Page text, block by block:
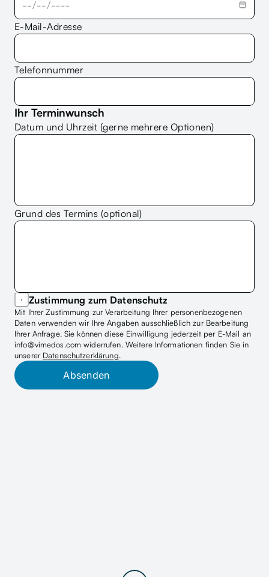
E-Mail-Adresse
Telefonnummer
Ihr Terminwunsch
Datum und Uhrzeit (gerne mehrere Optionen)
Grund des Termins (optional)
Zustimmung zum Datenschutz
Mit Ihrer Zustimmung zur Verarbeitung Ihrer personenbezogenen
Daten verwenden wir Ihre Angaben ausschließlich zur Bearbeitung
Ihrer Anfrage. Sie können diese Einwilligung jederzeit per E-Mail an
info@vimedos.com widerrufen. Weitere Informationen finden Sie in
unserer Datenschutzerklärung.
Absenden